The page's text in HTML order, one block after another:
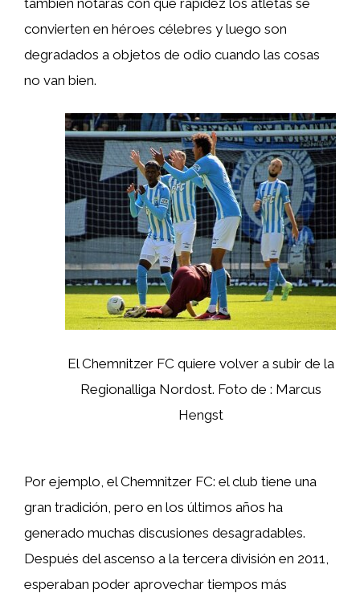
convierten en héroes célebres y luego son
degradados a objetos de odio cuando las cosas
no van bien.
El Chemnitzer FC quiere volver a subir de la
Regionalliga Nordost. Foto de : Marcus
Hengst
Por ejemplo, el Chemnitzer FC: el club tiene una
gran tradición, pero en los últimos años ha
generado muchas discusiones desagradables.
Después del ascenso a la tercera división en 2011,
esperaban poder aprovechar tiempos más